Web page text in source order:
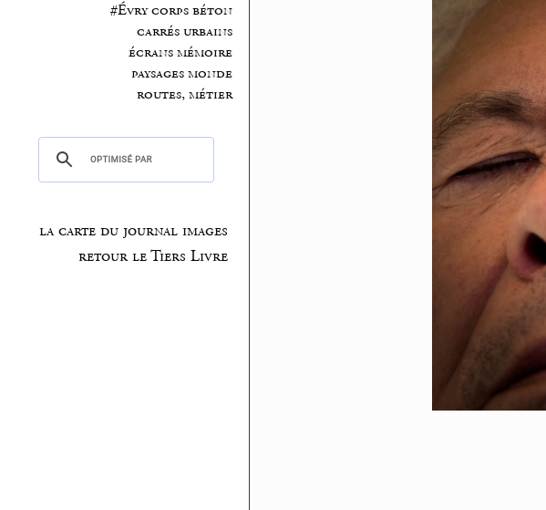
#Évry corps béton
carrés urbains
écrans mémoire
paysages monde
routes, métier
la carte du journal images
retour le Tiers Livre